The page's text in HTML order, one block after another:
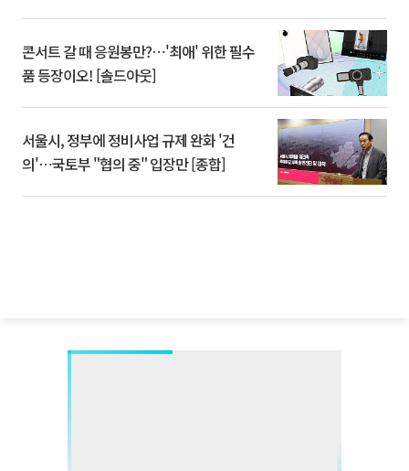
콘서트 갈 때 응원봉만?⋯'최애' 위한 필수
품 등장이오! [솔드아웃]
서울시, 정부에 정비사업 규제 완화 '건
의'⋯국토부 "협의 중" 입장만 [종합]